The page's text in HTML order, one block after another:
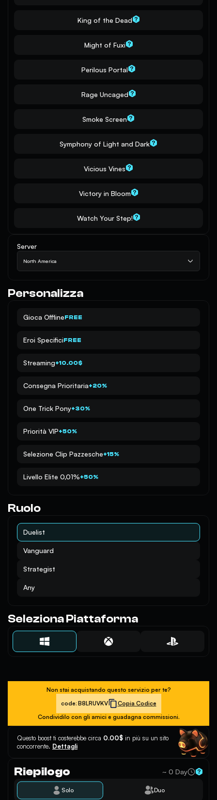
King of the Dead
Might of Fuxi
Perilous Portal
Rage Uncaged
Smoke Screen
Symphony of Light and Dark
Vicious Vines
Victory in Bloom
Watch Your Step!
Server
North America
Personalizza
Gioca OfflineFREE
Eroi SpecificiFREE
Streaming+10.00$
Consegna Prioritaria+20%
One Trick Pony+30%
Priorità VIP+50%
Selezione Clip Pazzesche+15%
Livello Elite 0,01%+50%
Ruolo
Duelist
Vanguard
Strategist
Any
Seleziona Piattaforma
Non stai acquistando questo servizio per te?
code: B8LRUVKV
Copia Codice
Condividilo con gli amici e guadagna commissioni.
Questo boost ti costerebbe circa 0.00$ in più su un sito
concorrente. Dettagli
Riepilogo ~ 0 Day
Solo Duo